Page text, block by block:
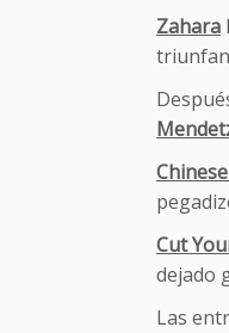
Zahara
Cut
dejado
Las